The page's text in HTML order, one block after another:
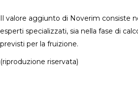
Il valore aggiunto di Noverim consiste
esperti specializzati, sia nella fase di
previsti per la fruizione.
(riproduzione riservata)